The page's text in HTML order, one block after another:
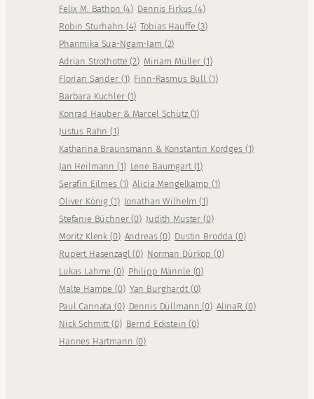
Felix M. Bathon (4) Dennis Firkus(4)
Robin Sturhahn (4) Tobias Hauffe(3)
Phanmika Sua-Ngam-Iam (2)
Adrian Strothotte(2) Miriam Müller (1)
Florian Sander (1) Finn-Rasmus Bull (1)
Barbara Kuchler (1)
Konrad Hauber & Marcel Schütz (1)
Justus Rahn(1)
Katharina Braunsmann & Konstantin Kordges (1)
Jan Heilmann(1) Lene Baumgart (1)
Serafin Eilmes (1) Alicia Mengelkamp (1)
Oliver König(1) Jonathan Wilhelm(1)
Stefanie Büchner(0) Judith Muster (0)
Moritz Klenk(0) Andreas(0) Dustin Brodda (0)
Rupert Hasenzagl(0) Norman Dürkop (0)
Lukas Lahme(0) Philipp Männle (0)
Malte Hampe(0) Yan Burghardt (0)
Paul Cannata(0) Dennis Düllmann(0) AlinaR (0)
Nick Schmitt(0) Bernd Eckstein(0)
Hannes Hartmann (0)